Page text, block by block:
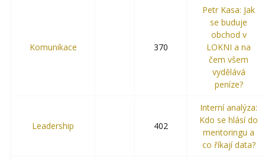
Komunikace 370
Petr Kasa: Jak
se buduje
obchod v
LOKNI a na
čem všem
vydělává
peníze?
Leadership 402
Interní analýza:
Kdo se hlásí do
mentoringu a
co říkají data?